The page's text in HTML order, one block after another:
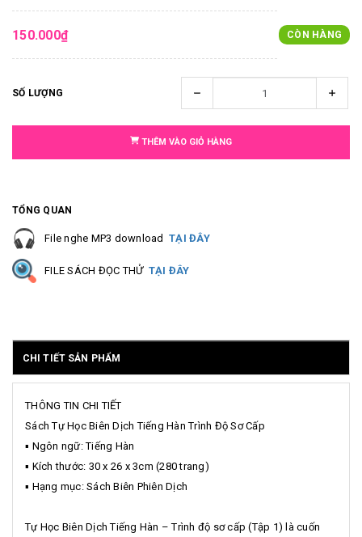
150.000₫ CÒN HÀNG
SỐ LƯỢNG
THÊM VÀO GIỎ HÀNG
TỔNG QUAN
File nghe MP3 download TẠI ĐÂY
FILE SÁCH ĐỌC THỬ TẠI ĐÂY
CHI TIẾT SẢN PHẨM
THÔNG TIN CHI TIẾT
Sách Tự Học Biên Dịch Tiếng Hàn Trình Độ Sơ Cấp
▪️ Ngôn ngữ: Tiếng Hàn
▪️ Kích thước: 30 x 26 x 3cm (280 trang)
▪️ Hạng mục: Sách Biên Phiên Dịch
Tự Học Biên Dịch Tiếng Hàn – Trình độ sơ cấp (Tập 1) là cuốn